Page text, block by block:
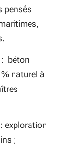
pensés
nouvelle fenêtre)
: béton
naturel à
une nouvelle
exploration
;